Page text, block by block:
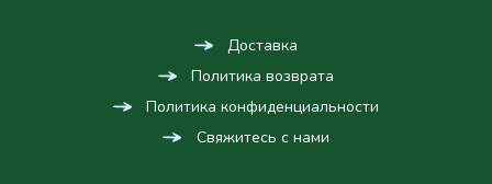
Доставка
Политика возврата
Политика конфиденциальности
Свяжитесь с нами